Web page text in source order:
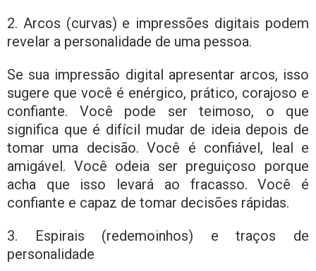
2. Arcos (curvas) e impressões digitais podem
revelar a personalidade de uma pessoa.
Se sua impressão digital apresentar arcos, isso
sugere que você é enérgico, prático, corajoso e
confiante. Você pode ser teimoso, o que
significa que é difícil mudar de ideia depois de
tomar uma decisão. Você é confiável, leal e
amigável. Você odeia ser preguiçoso porque
acha que isso levará ao fracasso. Você é
confiante e capaz de tomar decisões rápidas.
3. Espirais (redemoinhos) e traços de
personalidade